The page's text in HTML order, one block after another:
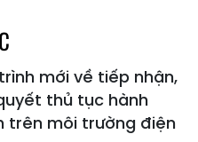
mới về tiếp nhận,
thủ tục hành
trên môi trường điện